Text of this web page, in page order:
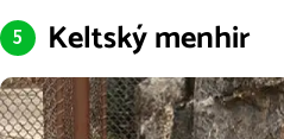
Keltský menhir